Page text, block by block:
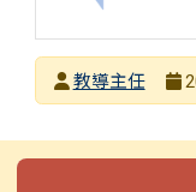
發布者
教導主任
左邊區域內容